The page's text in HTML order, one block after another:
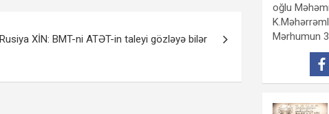
Rusiya XİN: BMT-ni ATƏT-in taleyi gözləyə bilər
oğlu
Mərhumun 3…